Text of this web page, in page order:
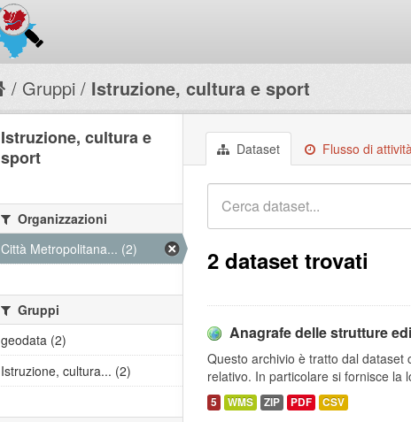
Gruppi Istruzione, cultura e sport
Dataset Flusso di
2 dataset trovati
Anagrafe delle strutture
Questo archivio è tratto dal dataset
relativo. In particolare si fornisce la
5 WMS ZIP PDF CSV
Istruzione, cultura e
sport
Organizzazioni
Città Metropolitana... (2)
Gruppi
geodata (2)
Istruzione, cultura... (2)